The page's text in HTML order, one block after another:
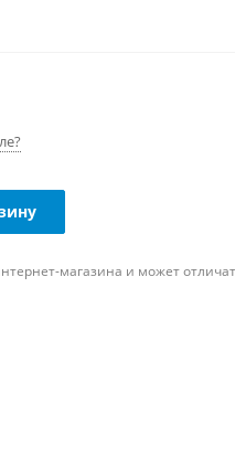
магазина и может